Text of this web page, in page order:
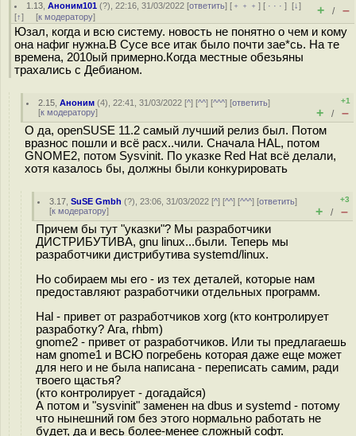
1.13 ,Аноним101 (?), 22:16, 31/03/2022 [ответить] [ ﹢﹢﹢] [ · · ·][↓]
[↑] [к модератору] + / –
Юзал, когда и всю систему. новость не понятно о чем и кому
она нафиг нужна.В Сусе все итак было почти зае*сь. На те
времена, 2010ый примерно.Когда местные обезьяны
трахались с Дебианом.
2.15 ,Аноним (4), 22:41, 31/03/2022 [^] [^^] [^^^] [ответить]
[к модератору]
+1
+ / –
О да, openSUSE 11.2 самый лучший релиз был. Потом
вразнос пошли и всё расх..чили. Сначала HAL, потом
GNOME2, потом Sysvinit. По указке Red Hat всё делали,
хотя казалось бы, должны были конкурировать
3.17 ,SuSE Gmbh (?), 23:06, 31/03/2022 [^] [^^] [^^^] [ответить]
[к модератору]
+3
+ / –
Причем бы тут "указки"? Мы разработчики
ДИСТРИБУТИВА, gnu linux...были. Теперь мы
разработчики дистрибутива systemd/linux.
Но собираем мы его - из тех деталей, которые нам
предоставляют разработчики отдельных программ.
Hal - привет от разработчиков xorg (кто контролирует
разработку? Ага, rhbm)
gnome2 - привет от разработчиков. Или ты предлагаешь
нам gnome1 и ВСЮ погребень которая даже еще может
для него и не была написана - переписать самим, ради
твоего щастья?
(кто контролирует - догадайся)
А потом и "sysvinit" заменен на dbus и systemd - потому
что нынешний гом без этого нормально работать не
будет, да и весь более-менее сложный софт.